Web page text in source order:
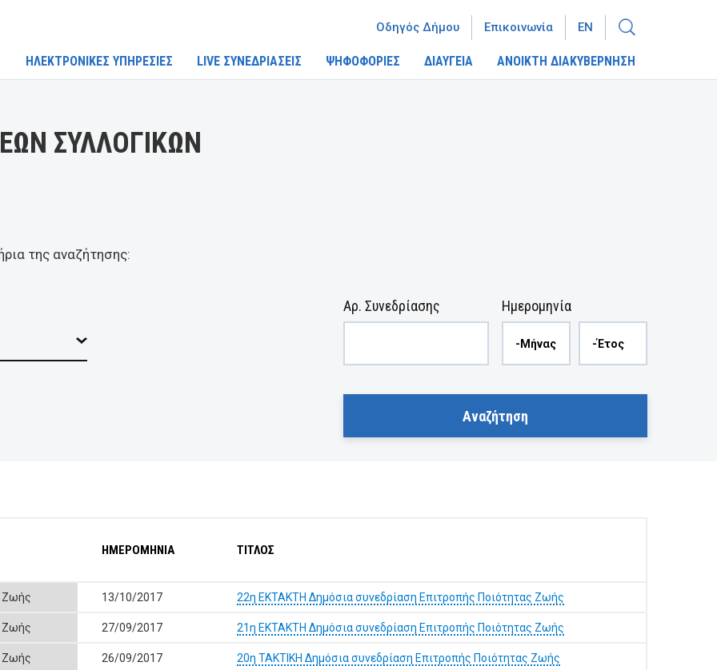
ΗΛΕΚΤΡΟΝΙΚΕΣ ΥΠΗΡΕΣΙΕΣ LIVE ΣΥΝΕΔΡΙΑΣΕΙΣ ΨΗΦΟΦΟΡΙΕΣ ΔΙΑΥΓΕΙΑ ΑΝΟΙΚΤΗ ΔΙΑΚΥΒΕΡΝΗΣΗ
Οδηγός Δήμου Επικοινωνία EN
ΣΥΛΛΟΓΙΚΩΝ
της αναζήτησης:
Ημερομηνία
Αρ. Συνεδρίασης
ΗΜΕΡΟΜΗΝΙΑ ΤΙΤΛΟΣ
Ζωής 13/10/2017 22η ΕΚΤΑΚΤΗ Δημόσια συνεδρίαση Επιτροπής Ποιότητας Ζωής
Ζωής 27/09/2017 21η ΕΚΤΑΚΤΗ Δημόσια συνεδρίαση Επιτροπής Ποιότητας Ζωής
Ζωής 26/09/2017 20η ΤΑΚΤΙΚΗ Δημόσια συνεδρίαση Επιτροπής Ποιότητας Ζωής